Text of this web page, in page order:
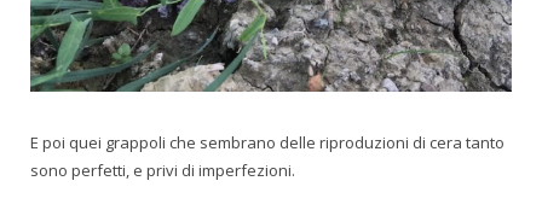
E poi quei grappoli che sembrano delle riproduzioni di cera tanto
sono perfetti, e privi di imperfezioni.